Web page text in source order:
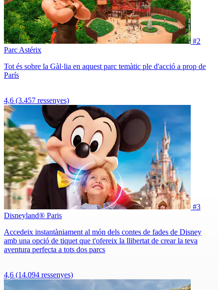
#2
Parc Astérix
Tot és sobre la Gàl·lia en aquest parc temàtic ple d'acció a prop de
París
4,6 (3.457 ressenyes)
#3
Disneyland® Paris
Accedeix instantàniament al món dels contes de fades de Disney
amb una opció de tiquet que t'ofereix la llibertat de crear la teva
aventura perfecta a tots dos parcs
4,6 (14.094 ressenyes)